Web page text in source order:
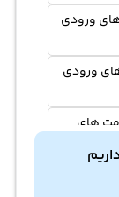
های ورودی
های ورودی
های